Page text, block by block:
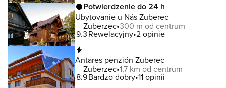
Potwierdzenie do 24 h
Ubytovanie u Nás Zuberec
Zuberzec 300 m od centrum
9.3Rewelacyjny 2 opinie
Antares penzión Zuberec
Zuberzec 1,7 km od centrum
8.9Bardzo dobry 11 opinii